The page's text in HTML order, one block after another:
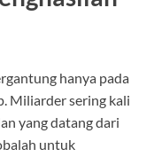
hanya pada
Miliarder sering kali
yang datang dari
untuk